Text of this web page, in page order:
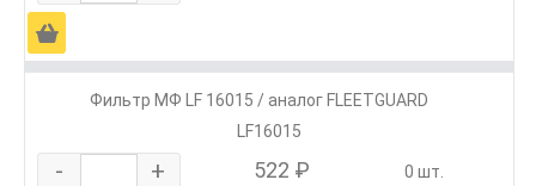
Ä
Фильтр МФ LF 16015 / аналог FLEETGUARD
LF16015
- + 522 ₽ 0 шт.